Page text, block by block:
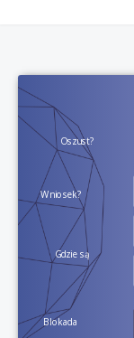
Oszust?
Wniosek?
Gdzie są
pieniądze?
Blokada